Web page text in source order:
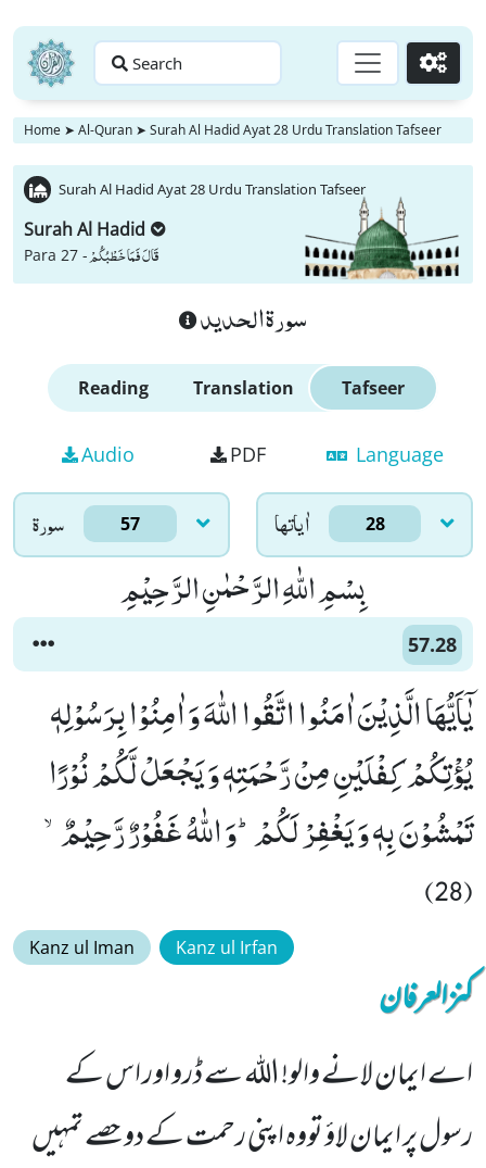
Search Go
Home ➤ Al-Quran ➤ Surah Al Hadid Ayat 28 Urdu Translation Tafseer
Surah Al Hadid Ayat 28 Urdu Translation Tafseer
Surah Al Hadid
Para 27 -قَالَ فَمَا خَطْبُكُمْ
سورة الحديد
Reading Translation Tafseer
Audio PDF Language
سورۃ 57 اٰياتها 28
بِسْمِ اللّٰهِ الرَّحْمٰنِ الرَّحِیْمِ
57.28
یٰۤاَیُّهَا الَّذِیْنَ اٰمَنُوا اتَّقُوا اللّٰهَ وَ اٰمِنُوْا بِرَسُوْلِهٖ
یُؤْتِكُمْ كِفْلَیْنِ مِنْ رَّحْمَتِهٖ وَ یَجْعَلْ لَّكُمْ نُوْرًا
تَمْشُوْنَ بِهٖ وَ یَغْفِرْ لَكُمْؕ-وَ اللّٰهُ غَفُوْرٌ رَّحِیْمٌۙ
(28)
Kanz ul Iman Kanz ul Irfan
کنزالعرفان
اے ایمان لانے والو! اللہ سے ڈرو اور اس کے
رسول پر ایمان لاؤ تووہ اپنی رحمت کے دو حصے تمہیں